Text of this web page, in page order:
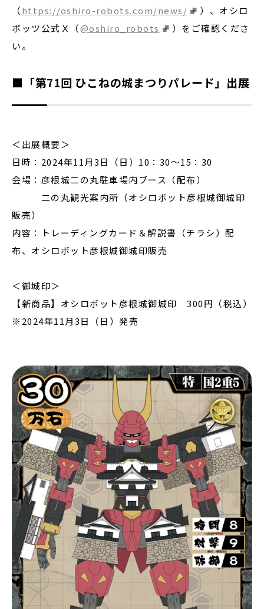
（https://oshiro-robots.com/news/
）、オシロ
ボッツ公式Ｘ（@oshiro_robots
）をご確認くださ
い。
■「第71回 ひこねの城まつりパレード」出展
＜出展概要＞
日時：2024年11月3日（日）10：30～15：30
会場：彦根城二の丸駐車場内ブース（配布）
二の丸観光案内所（オシロボット彦根城御城印
販売）
内容：トレーディングカード＆解説書（チラシ）配
布、オシロボット彦根城御城印販売
＜御城印＞
【新商品】オシロボット彦根城御城印 300円（税込）
※2024年11月3日（日）発売